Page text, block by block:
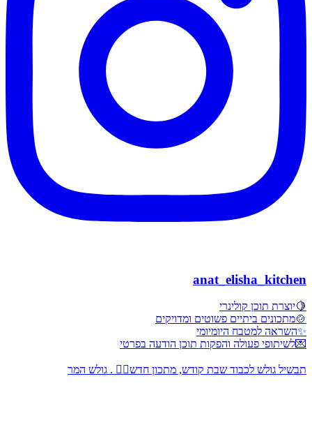
anat_elisha_kitchen
🍋יוצרת תוכן קולינרי
🍲מתכונים ביתיים פשוטים ומדויקים
✨השראה למטבח היומיומי
💌לשיתופי פעולה והפקות תוכן הודעה בפרטי
תבשיל גולש לכבוד שבת קודש, מתכון חדש👇🏻 . גולש המר